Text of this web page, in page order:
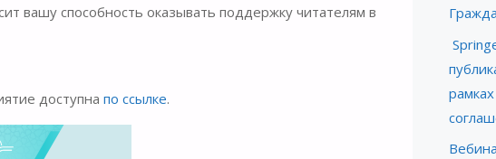
вашу способность оказывать поддержку читателям в
доступна по ссылке.